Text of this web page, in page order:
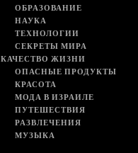
ОБРАЗОВАНИЕ
НАУКА
ТЕХНОЛОГИИ
СЕКРЕТЫ МИРА
КАЧЕСТВО ЖИЗНИ
ОПАСНЫЕ ПРОДУКТЫ
КРАСОТА
МОДА В ИЗРАИЛЕ
ПУТЕШЕСТВИЯ
РАЗВЛЕЧЕНИЯ
МУЗЫКА